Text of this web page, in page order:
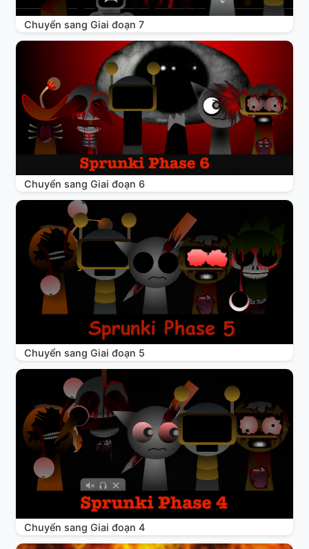
Chuyển sang Giai đoạn 7
Chuyển sang Giai đoạn 6
Chuyển sang Giai đoạn 5
Chuyển sang Giai đoạn 4